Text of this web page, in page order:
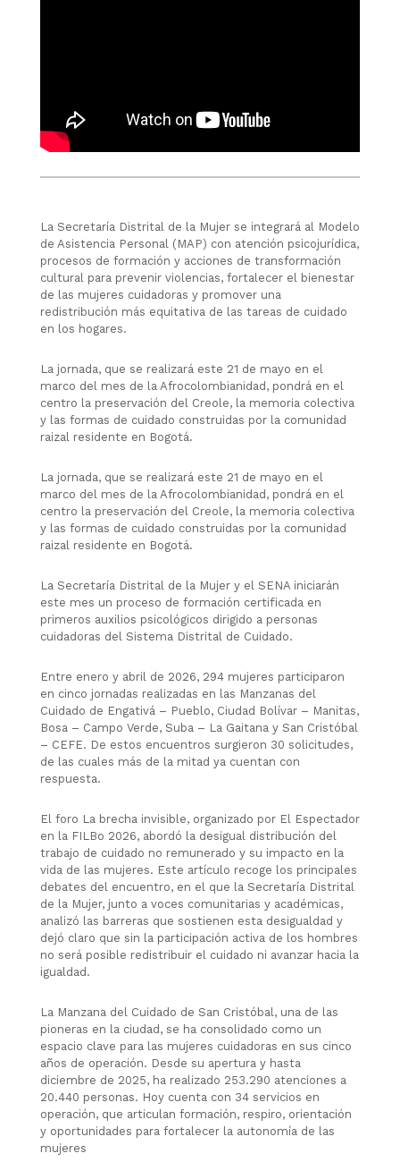
La Secretaría Distrital de la Mujer se integrará al Modelo
de Asistencia Personal (MAP) con atención psicojurídica,
procesos de formación y acciones de transformación
cultural para prevenir violencias, fortalecer el bienestar
de las mujeres cuidadoras y promover una
redistribución más equitativa de las tareas de cuidado
en los hogares.
La jornada, que se realizará este 21 de mayo en el
marco del mes de la Afrocolombianidad, pondrá en el
centro la preservación del Creole, la memoria colectiva
y las formas de cuidado construidas por la comunidad
raizal residente en Bogotá.
La jornada, que se realizará este 21 de mayo en el
marco del mes de la Afrocolombianidad, pondrá en el
centro la preservación del Creole, la memoria colectiva
y las formas de cuidado construidas por la comunidad
raizal residente en Bogotá.
La Secretaría Distrital de la Mujer y el SENA iniciarán
este mes un proceso de formación certificada en
primeros auxilios psicológicos dirigido a personas
cuidadoras del Sistema Distrital de Cuidado.
Entre enero y abril de 2026, 294 mujeres participaron
en cinco jornadas realizadas en las Manzanas del
Cuidado de Engativá – Pueblo, Ciudad Bolívar – Manitas,
Bosa – Campo Verde, Suba – La Gaitana y San Cristóbal
– CEFE. De estos encuentros surgieron 30 solicitudes,
de las cuales más de la mitad ya cuentan con
respuesta.
El foro La brecha invisible, organizado por El Espectador
en la FILBo 2026, abordó la desigual distribución del
trabajo de cuidado no remunerado y su impacto en la
vida de las mujeres. Este artículo recoge los principales
debates del encuentro, en el que la Secretaría Distrital
de la Mujer, junto a voces comunitarias y académicas,
analizó las barreras que sostienen esta desigualdad y
dejó claro que sin la participación activa de los hombres
no será posible redistribuir el cuidado ni avanzar hacia la
igualdad.
La Manzana del Cuidado de San Cristóbal, una de las
pioneras en la ciudad, se ha consolidado como un
espacio clave para las mujeres cuidadoras en sus cinco
años de operación. Desde su apertura y hasta
diciembre de 2025, ha realizado 253.290 atenciones a
20.440 personas. Hoy cuenta con 34 servicios en
operación, que articulan formación, respiro, orientación
y oportunidades para fortalecer la autonomía de las
mujeres